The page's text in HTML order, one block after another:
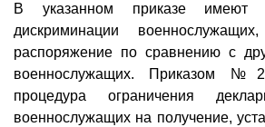
В указанном приказе имеют
дискриминации
распоряжение по сравнению с
военнослужащих. Приказом
процедура ограничения
военнослужащих на получение,